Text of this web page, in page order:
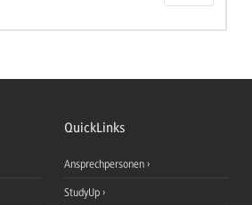
QuickLinks
Ansprechpersonen
StudyUp